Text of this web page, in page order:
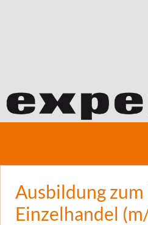
Ausbildung
Einzelhandel